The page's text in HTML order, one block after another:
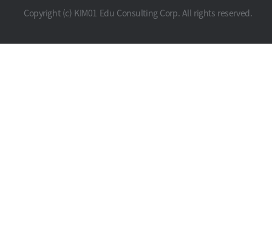
Copyright (c) KIM01 Edu Consulting Corp. All rights reserved.